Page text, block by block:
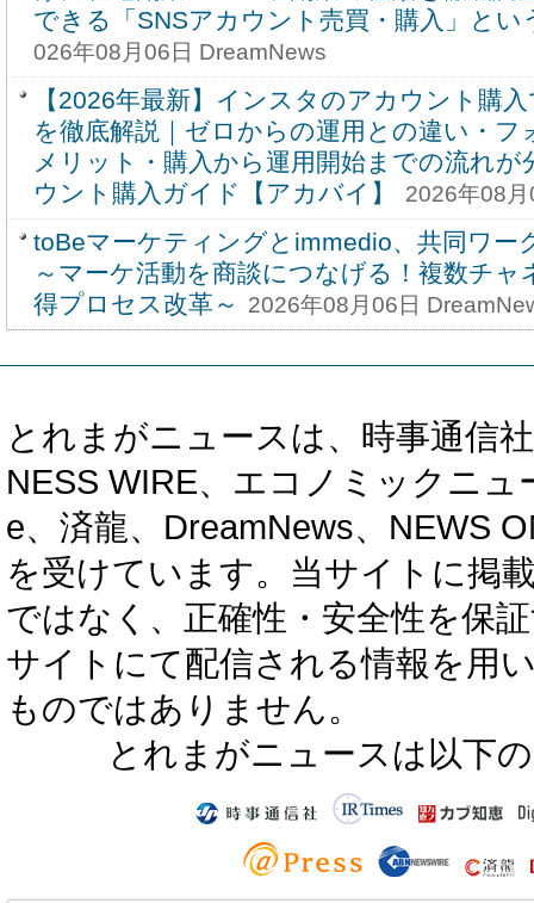
できる「SNSアカウント売買・購入」とい
026年08月06日 DreamNews
【2026年最新】インスタのアカウント購
を徹底解説｜ゼロからの運用との違い・フ
メリット・購入から運用開始までの流れ
ウント購入ガイド【アカバイ】
2026年08
toBeマーケティングとimmedio、共同ワー
～マーケ活動を商談につなげる！複数チャ
得プロセス改革～
2026年08月06日
とれまがニュースは、時事通信
NESS WIRE、エコノミックニ
e、済龍、DreamNews、NEWS
を受けています。当サイトに掲
ではなく、正確性・安全性を保
サイトにて配信される情報を用
ものではありません。
とれまがニュースは以下